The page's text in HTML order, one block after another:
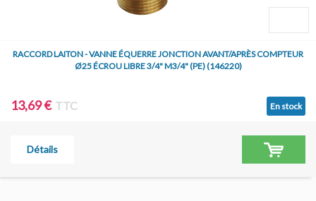
RACCORD LAITON - VANNE ÉQUERRE JONCTION AVANT/APRÈS COMPTEUR
Ø25 ÉCROU LIBRE 3/4" M3/4" (PE) (146220)
13,69 € TTC En stock
Détails